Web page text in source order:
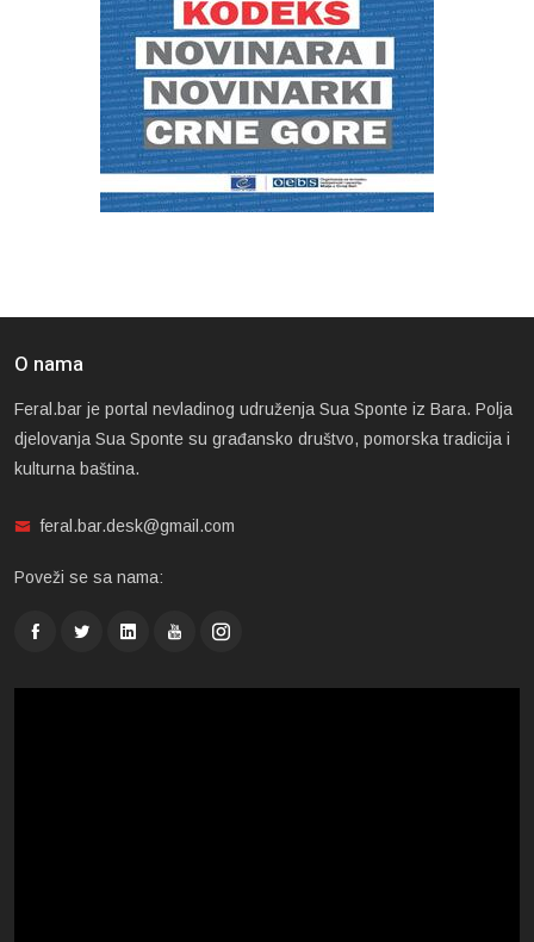
O nama
Feral.bar je portal nevladinog udruženja Sua Sponte iz Bara. Polja
djelovanja Sua Sponte su građansko društvo, pomorska tradicija i
kulturna baština.
feral.bar.desk@gmail.com
Poveži se sa nama: